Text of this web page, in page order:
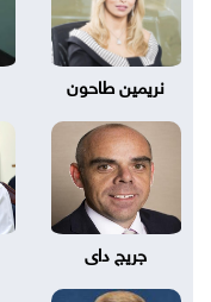
نريمين طاحون
جريج داى